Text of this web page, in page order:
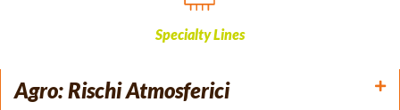
Specialty Lines
Agro: Rischi Atmosferici